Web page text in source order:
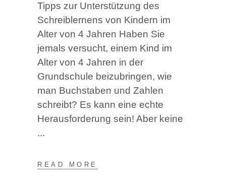
Tipps zur Unterstützung des
Schreiblernens von Kindern im
Alter von 4 Jahren Haben Sie
jemals versucht, einem Kind im
Alter von 4 Jahren in der
Grundschule beizubringen, wie
man Buchstaben und Zahlen
schreibt? Es kann eine echte
Herausforderung sein! Aber keine
READ MORE